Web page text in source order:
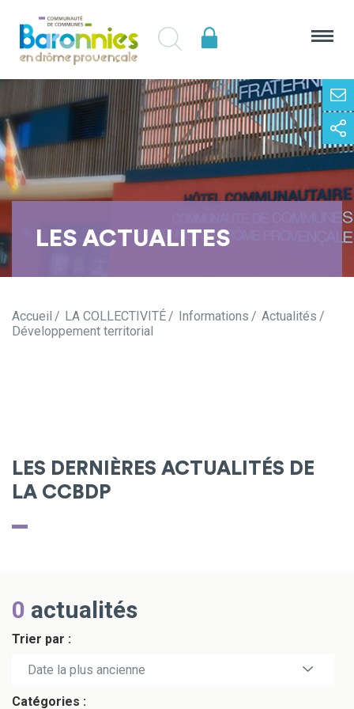
LES ACTUALITES
Accueil LA COLLECTIVITÉ Informations
Actualités
Développement territorial
LES DERNIÈRES ACTUALITÉS DE
LA CCBDP
0 actualités
Trier par :
Date la plus récente
Date la plus ancienne
Catégories :